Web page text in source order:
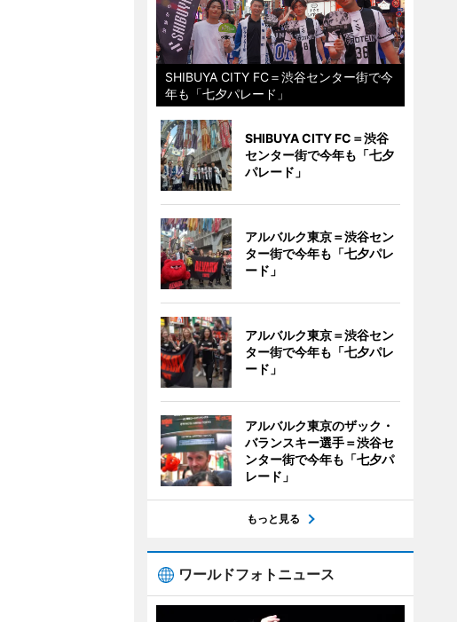
SHIBUYA CITY FC＝渋谷センター街で今
年も「七夕パレード」
SHIBUYA CITY FC＝渋谷
センター街で今年も「七夕
パレード」
アルバルク東京＝渋谷セン
ター街で今年も「七夕パレ
ード」
アルバルク東京＝渋谷セン
ター街で今年も「七夕パレ
ード」
アルバルク東京のザック・
バランスキー選手＝渋谷セ
ンター街で今年も「七夕パ
レード」
もっと見る
ワールドフォトニュース